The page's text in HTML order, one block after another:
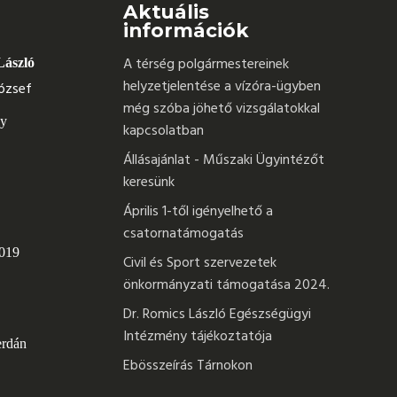
Aktuális
információk
A térség polgármestereinek
helyzetjelentése a vízóra-ügyben
még szóba jöhető vizsgálatokkal
kapcsolatban
Állásajánlat - Műszaki Ügyintézőt
keresünk
Április 1-től igényelhető a
csatornatámogatás
Civil és Sport szervezetek
önkormányzati támogatása 2024.
Dr. Romics László Egészségügyi
Intézmény tájékoztatója
Ebösszeírás Tárnokon